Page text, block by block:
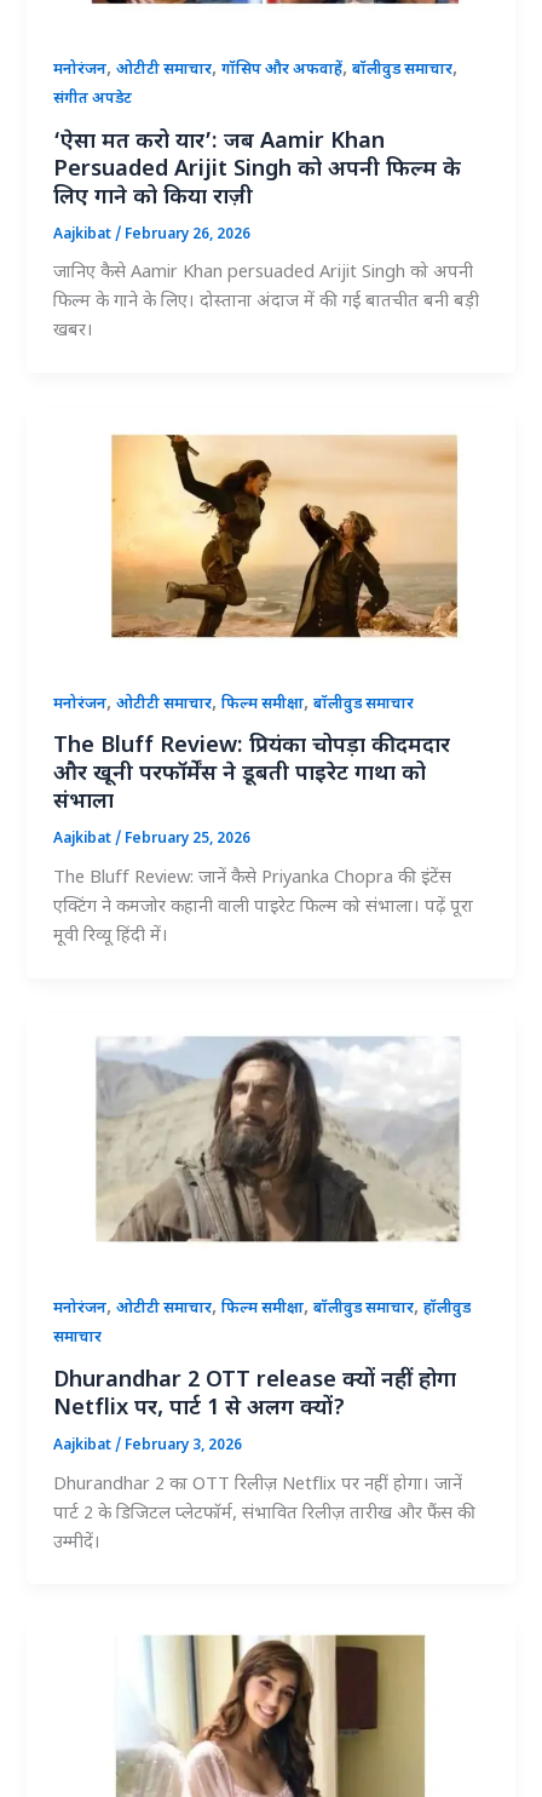
मनोरंजन,ओटीटी समाचार,गॉसिप और अफवाहें,बॉलीवुड समाचार,
संगीत अपडेट
‘ऐसा मत करो यार’: जब Aamir Khan
Persuaded Arijit Singh को अपनी फिल्म के
लिए गाने को किया राज़ी
Aajkibat/ February 26, 2026
जानिए कैसे Aamir Khan persuaded Arijit Singh को अपनी
फिल्म के गाने के लिए। दोस्ताना अंदाज में की गई बातचीत बनी बड़ी
खबर।
मनोरंजन,ओटीटी समाचार,फिल्म समीक्षा,बॉलीवुड समाचार
The Bluff Review: प्रियंका चोपड़ा की दमदार
और खूनी परफॉर्मेंस ने डूबती पाइरेट गाथा को
संभाला
Aajkibat/ February 25, 2026
The Bluff Review: जानें कैसे Priyanka Chopra की इंटेंस
एक्टिंग ने कमजोर कहानी वाली पाइरेट फिल्म को संभाला। पढ़ें पूरा
मूवी रिव्यू हिंदी में।
मनोरंजन,ओटीटी समाचार,फिल्म समीक्षा,बॉलीवुड समाचार,हॉलीवुड
समाचार
Dhurandhar 2 OTT release क्यों नहीं होगा
Netflix पर, पार्ट 1 से अलग क्यों?
Aajkibat/ February 3, 2026
Dhurandhar 2 का OTT रिलीज़ Netflix पर नहीं होगा। जानें
पार्ट 2 के डिजिटल प्लेटफॉर्म, संभावित रिलीज़ तारीख और फैंस की
उम्मीदें।